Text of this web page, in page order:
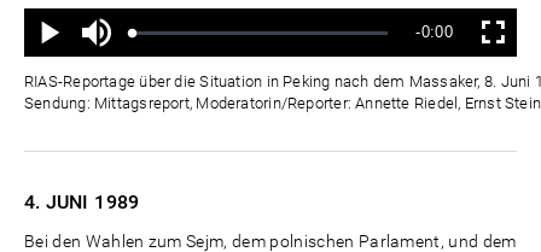
Wiedergabe
Ton
aus
Geladen:
Status:
Verbleibende
Zeit
-0:00 Vollbild
RIAS-Reportage über die Situation in Peking nach dem Massaker, 8.
Sendung: Mittagsreport, Moderatorin/Reporter: Annette Riedel, Ernst
4. JUNI 1989
Bei den Wahlen zum Sejm, dem polnischen Parlament, und dem